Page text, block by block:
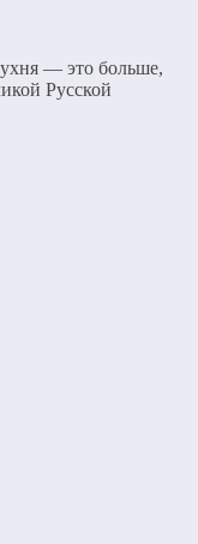
— это больше,
Русской